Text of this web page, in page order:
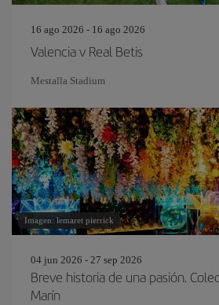
16 ago 2026 - 16 ago 2026
Valencia v Real Betis
Mestalla Stadium
Imagen: lemaret pierrick
04 jun 2026 - 27 sep 2026
Breve historia de una pasión.
Marín